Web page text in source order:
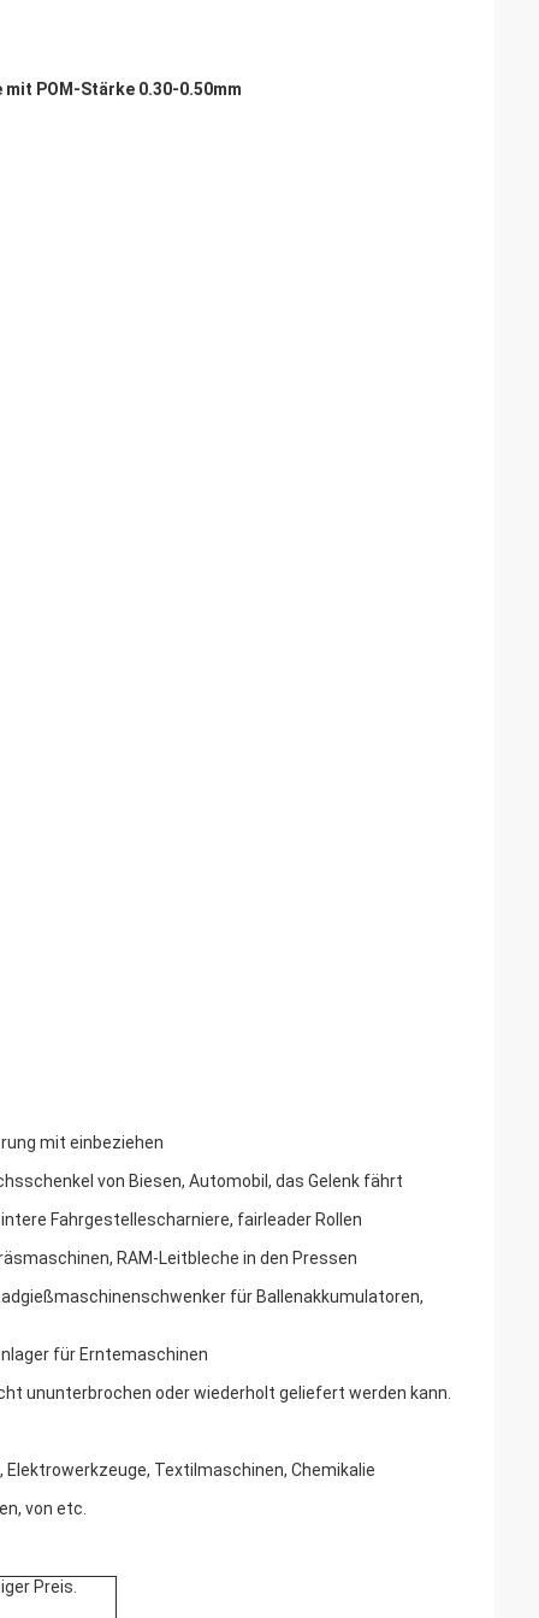
POM-Stärke 0.30-0.50mm
mit einbeziehen
von Biesen, Automobil, das Gelenk fährt
Fahrgestellescharniere, fairleader Rollen
RAM-Leitbleche in den Pressen
für Ballenakkumulatoren,
für Erntemaschinen
ununterbrochen oder wiederholt geliefert werden kann.
Textilmaschinen, Chemikalie
von etc.
Preis.